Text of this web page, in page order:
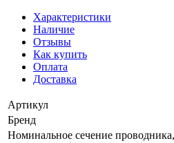
Характеристики
Наличие
Отзывы
Как купить
Оплата
Доставка
Артикул
Бренд
Номинальное сечение